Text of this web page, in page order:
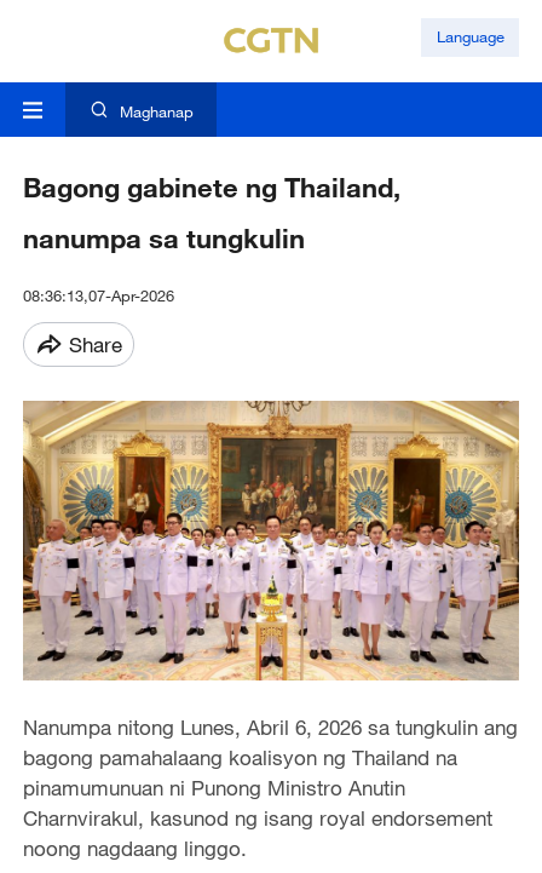
Language
Maghanap
Bagong gabinete ng Thailand,
nanumpa sa tungkulin
08:36:13,07-Apr-2026
Share
Nanumpa nitong Lunes, Abril 6, 2026 sa tungkulin ang
bagong pamahalaang koalisyon ng Thailand na
pinamumunuan ni Punong Ministro Anutin
Charnvirakul, kasunod ng isang royal endorsement
noong nagdaang linggo.